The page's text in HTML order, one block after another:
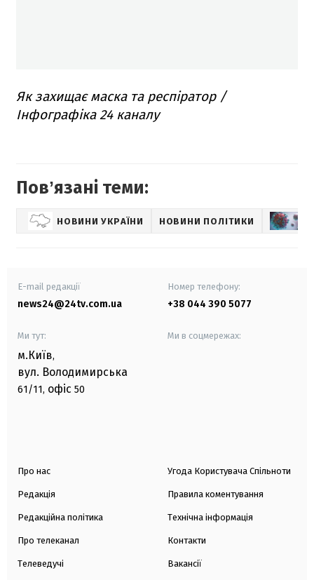
Як захищає маска та респіратор /
Інфографіка 24 каналу
Повʼязані теми:
НОВИНИ УКРАЇНИ НОВИНИ ПОЛІТИКИ
E-mail редакції
news24@24tv.com.ua
Номер телефону:
+38 044 390 5077
Ми тут:
м.Київ,
вул. Володимирська
61/11, офіс 50
Ми в соцмережах:
Про нас
Редакція
Редакційна політика
Про телеканал
Телеведучі
Угода Користувача Спільноти
Правила коментування
Технічна інформація
Контакти
Вакансії